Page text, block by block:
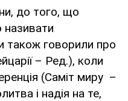
до того, що
називати
говорили про
– Ред.), коли
(Саміт миру –
і надія на те,